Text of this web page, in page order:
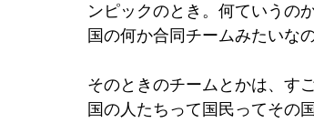
ンピックのとき。何ていうの
国の何か合同チームみたいな
そのときのチームとかは、す
国の人たちって国民ってその